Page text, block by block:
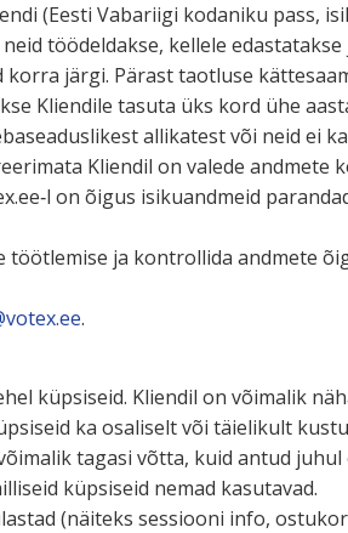
(Eesti Vabariigi kodaniku pass,
töödel­dakse, kellele
järgi. Pärast taotluse
Kliendile tasuta üks kord ühe
allikatest või neid ei
Kliendil on valede andmete
on õigus isiku­andmeid
ja kontrollida andmete
.
küpsiseid. Kliendil on võimalik
ka osaliselt või täielikult
tagasi võtta, kuid antud juhul
küpsiseid nemad kasutavad.
(näiteks sessiooni info,